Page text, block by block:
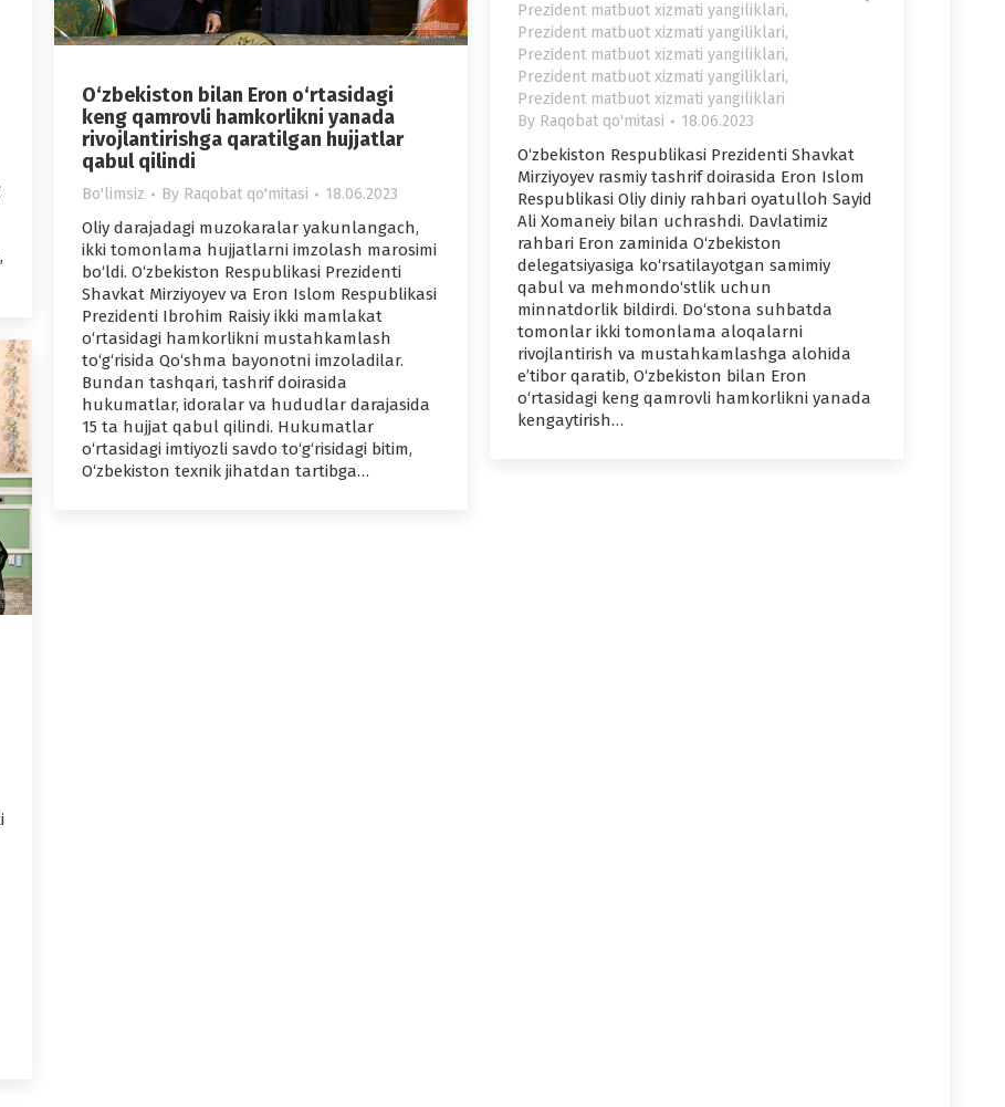
Prezident matbuot xizmati yangiliklari,
Prezident matbuot xizmati yangiliklari,
Prezident matbuot xizmati yangiliklari,
Prezident matbuot xizmati yangiliklari,
Prezident matbuot xizmati yangiliklari
By Raqobat qo'mitasi 18.06.2023
O‘zbekiston Respublikasi Prezidenti Shavkat
Mirziyoyev rasmiy tashrif doirasida Eron Islom
Respublikasi Oliy diniy rahbari oyatulloh Sayid
Ali Xomaneiy bilan uchrashdi. Davlatimiz
rahbari Eron zaminida O‘zbekiston
delegatsiyasiga ko‘rsatilayotgan samimiy
qabul va mehmondo‘stlik uchun
minnatdorlik bildirdi. Do‘stona suhbatda
tomonlar ikki tomonlama aloqalarni
rivojlantirish va mustahkamlashga alohida
e’tibor qaratib, O‘zbekiston bilan Eron
o‘rtasidagi keng qamrovli hamkorlikni yanada
kengaytirish…
O‘zbekiston bilan Eron o‘rtasidagi
keng qamrovli hamkorlikni yanada
rivojlantirishga qaratilgan hujjatlar
qabul qilindi
Bo'limsiz By Raqobat qo'mitasi 18.06.2023
Oliy darajadagi muzokaralar yakunlangach,
ikki tomonlama hujjatlarni imzolash marosimi
bo‘ldi. O‘zbekiston Respublikasi Prezidenti
Shavkat Mirziyoyev va Eron Islom Respublikasi
Prezidenti Ibrohim Raisiy ikki mamlakat
o‘rtasidagi hamkorlikni mustahkamlash
to‘g‘risida Qo‘shma bayonotni imzoladilar.
Bundan tashqari, tashrif doirasida
hukumatlar, idoralar va hududlar darajasida
15 ta hujjat qabul qilindi. Hukumatlar
o‘rtasidagi imtiyozli savdo to‘g‘risidagi bitim,
O‘zbekiston texnik jihatdan tartibga…